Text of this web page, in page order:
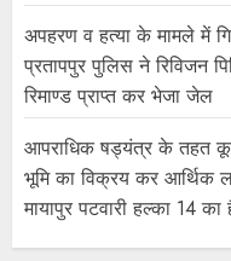
अपहरण व हत्या के मामले में
प्रतापपुर पुलिस ने रिविजन
रिमाण्ड प्राप्त कर भेजा जेल
आपराधिक षड्यंत्र के तहत
भूमि का विक्रय कर आर्थिक
मायापुर पटवारी हल्का 14 का